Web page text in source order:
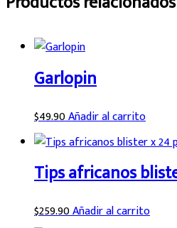
Garlopin
$49.90Añadir al carrito
Tips africanos
$259.90Añadir al carrito